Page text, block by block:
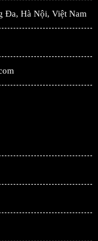
Đa, Hà Nội, Việt Nam